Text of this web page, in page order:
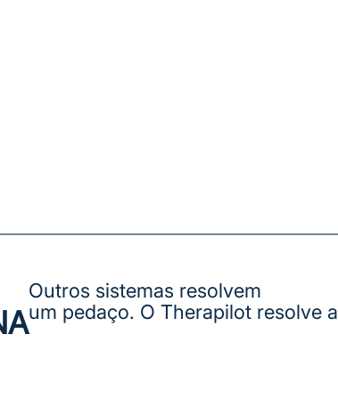
Outros sistemas resolvem
um pedaço. O Therapilot resolve a